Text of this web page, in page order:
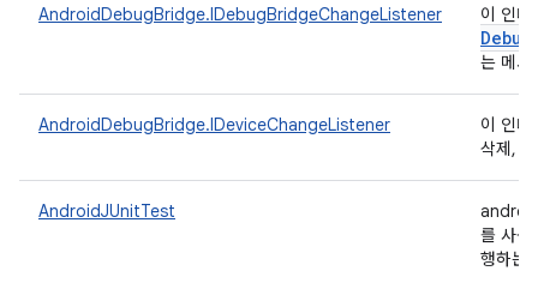
AndroidDebugBridge.IDebugBridgeChangeListener 이 인
Debug
는 메서
AndroidDebugBridge.IDeviceChangeListener
이 인
삭제,
AndroidJUnitTest
를 사용
행하는